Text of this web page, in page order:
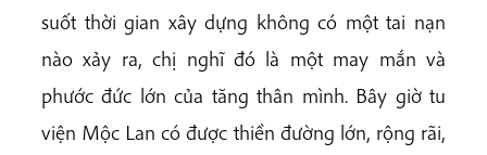
suốt thời gian xây dựng không có một tai nạn
nào xảy ra, chị nghĩ đó là một may mắn và
phước đức lớn của tăng thân mình. Bây giờ tu
viện Mộc Lan có được thiền đường lớn, rộng rãi,